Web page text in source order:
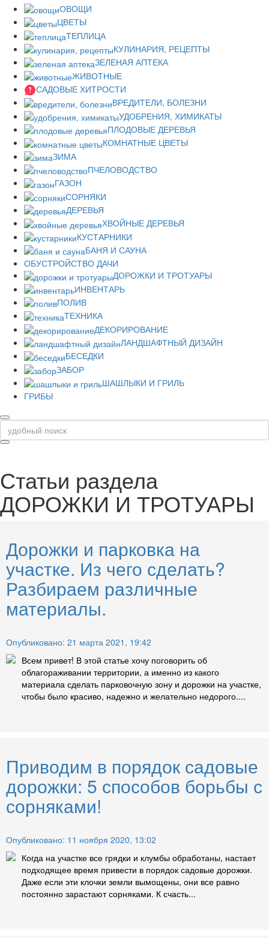
ОВОЩИ
ЦВЕТЫ
ТЕПЛИЦА
КУЛИНАРИЯ, РЕЦЕПТЫ
ЗЕЛЕНАЯ АПТЕКА
ЖИВОТНЫЕ
САДОВЫЕ ХИТРОСТИ
ВРЕДИТЕЛИ, БОЛЕЗНИ
УДОБРЕНИЯ, ХИМИКАТЫ
ПЛОДОВЫЕ ДЕРЕВЬЯ
КОМНАТНЫЕ ЦВЕТЫ
ЗИМА
ПЧЕЛОВОДСТВО
ГАЗОН
СОРНЯКИ
ДЕРЕВЬЯ
ХВОЙНЫЕ ДЕРЕВЬЯ
КУСТАРНИКИ
БАНЯ И САУНА
ОБУСТРОЙСТВО ДАЧИ
ДОРОЖКИ И ТРОТУАРЫ
ИНВЕНТАРЬ
ПОЛИВ
ТЕХНИКА
ДЕКОРИРОВАНИЕ
ЛАНДШАФТНЫЙ ДИЗАЙН
БЕСЕДКИ
ЗАБОР
ШАШЛЫКИ И ГРИЛЬ
ГРИБЫ
Статьи раздела
ДОРОЖКИ И ТРОТУАРЫ
Дорожки и парковка на
участке. Из чего сделать?
Разбираем различные
материалы.
Опубликовано: 21 марта 2021, 19:42
Всем привет! В этой статье хочу поговорить об
облагораживании территории, а именно из какого
материала сделать парковочную зону и дорожки на участке,
чтобы было красиво, надежно и желательно недорого....
Приводим в порядок садовые
дорожки: 5 способов борьбы с
сорняками!
Опубликовано: 11 ноября 2020, 13:02
Когда на участке все грядки и клумбы обработаны, настает
подходящее время привести в порядок садовые дорожки.
Даже если эти клочки земли вымощены, они все равно
постоянно зарастают сорняками. К счасть...